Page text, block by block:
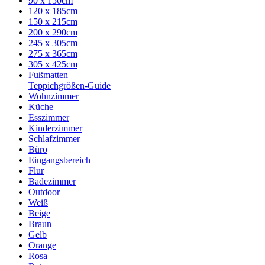
120 x 185cm
150 x 215cm
200 x 290cm
245 x 305cm
275 x 365cm
305 x 425cm
Fußmatten
Teppichgrößen-Guide
Wohnzimmer
Küche
Esszimmer
Kinderzimmer
Schlafzimmer
Büro
Eingangsbereich
Flur
Badezimmer
Outdoor
Weiß
Beige
Braun
Gelb
Orange
Rosa